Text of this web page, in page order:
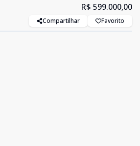
R$ 599.000,00
Compartilhar Favorito